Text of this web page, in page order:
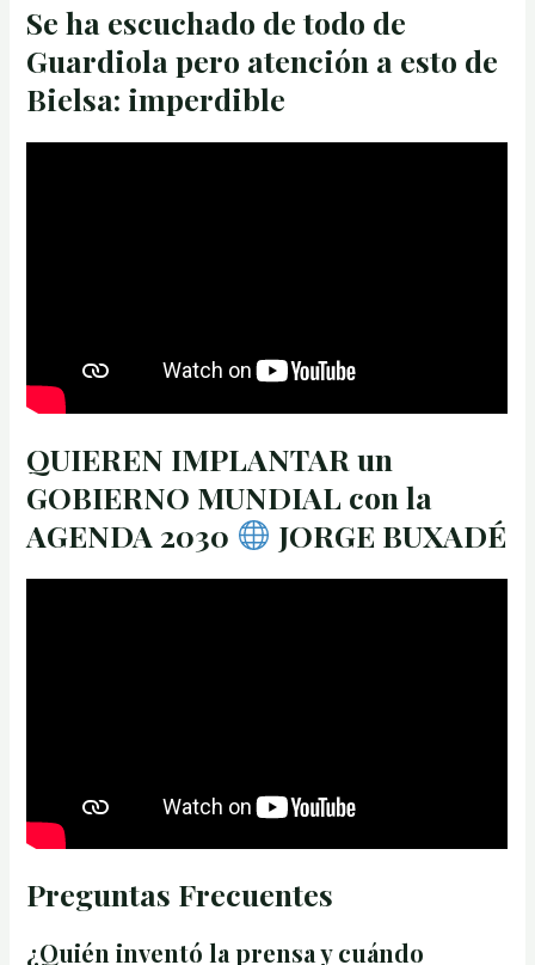
Se ha escuchado de todo de
Guardiola pero atención a esto de
Bielsa: imperdible
QUIEREN IMPLANTAR un
GOBIERNO MUNDIAL con la
AGENDA 2030
JORGE BUXADÉ
Preguntas Frecuentes
¿Quién inventó la prensa y cuándo